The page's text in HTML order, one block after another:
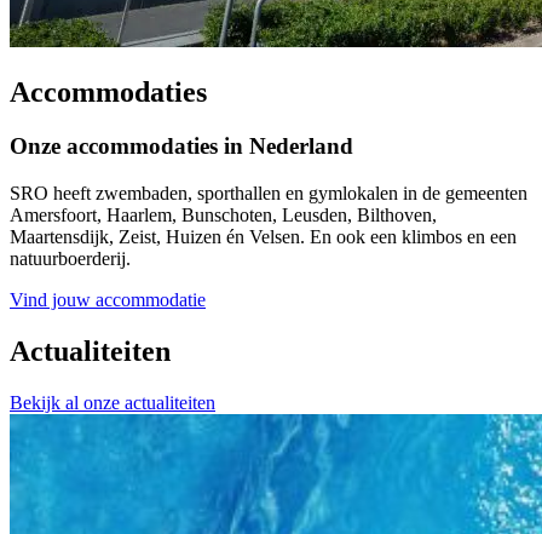
Accommodaties
Onze accommodaties in Nederland
SRO heeft zwembaden, sporthallen en gymlokalen in de gemeenten
Amersfoort, Haarlem, Bunschoten, Leusden, Bilthoven,
Maartensdijk, Zeist, Huizen én Velsen. En ook een klimbos en een
natuurboerderij.
Vind jouw accommodatie
Actualiteiten
Bekijk al onze actualiteiten